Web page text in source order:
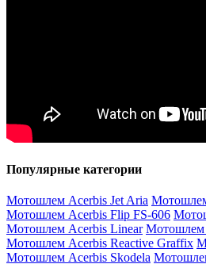
Популярные категории
Мотошлем Acerbis Jet Aria
Мотошлем Acerbis Flip FS-606
Мотошлем Acerbis Linear Мотошлем
Мотошлем Acerbis Reactive Graffix
Мотошлем Acerbis Skodela